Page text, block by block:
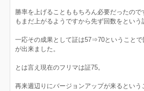
勝率を上げることももちろん必要だったの
もまだ上がるようですから先ず回数をという
一応その成果として証は57⇒70ということで
が出来ました。
とは言え現在のフリマは証75。
再来週辺りにバージョンアップが来るという